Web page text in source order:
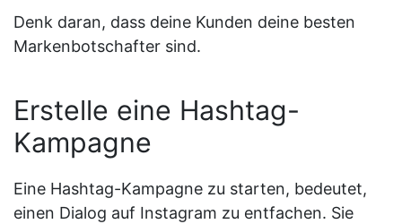
Denk daran, dass deine Kunden deine besten
Markenbotschafter sind.
Erstelle eine Hashtag-
Kampagne
Eine Hashtag-Kampagne zu starten, bedeutet,
einen Dialog auf Instagram zu entfachen. Sie